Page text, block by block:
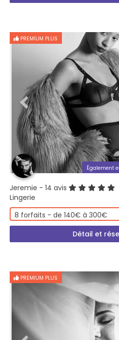
PREMIUM PLUS
Également
Jeremie - 14 avis
Lingerie
8 forfaits - de 140€ à 300€
Détail et
PREMIUM PLUS